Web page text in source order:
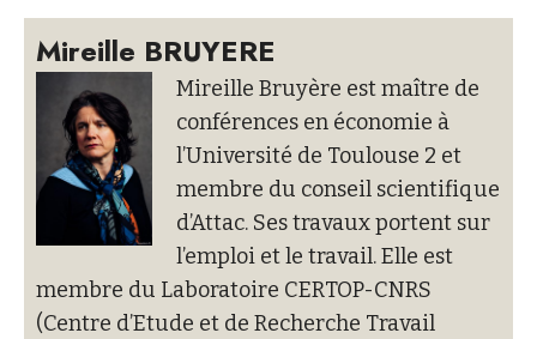
Mireille BRUYERE
Mireille Bruyère est maître de
conférences en économie à
l’Université de Toulouse 2 et
membre du conseil scientifique
d’Attac. Ses travaux portent sur
l’emploi et le travail. Elle est
membre du Laboratoire CERTOP-CNRS
(Centre d’Etude et de Recherche Travail